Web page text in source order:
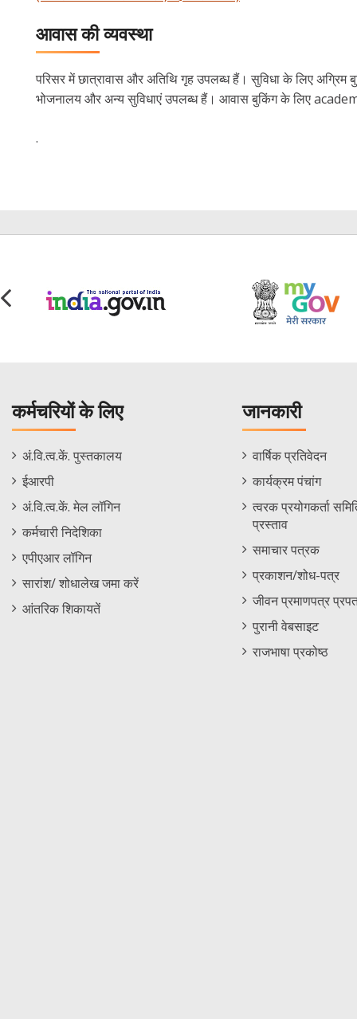
आवास की व्यवस्था
परिसर में छात्रावास और अतिथि गृह उपलब्ध हैं। सुविधा के लिए
भोजनालय और अन्य सुविधाएं उपलब्ध हैं। आवास बुकिंग के लिए
.
कर्मचरियों के लिए
Staff
Footer
Menu
अं.वि.त्व.कें. पुस्तकालय
ईआरपी
अं.वि.त्व.कें. मेल लॉगिन
कर्मचारी निदेशिका
एपीएआर लॉगिन
सारांश/ शोधालेख जमा करें
आंतरिक शिकायतें
जानकारी
Informations
Menu
वार्षिक प्रतिवेदन
कार्यक्रम पंचांग
त्वरक प्रयोगकर्ता
प्रस्ताव
समाचार पत्रक
प्रकाशन/शोध-पत्र
जीवन प्रमाणपत्र
पुरानी वेबसाइट
राजभाषा प्रकोष्ठ